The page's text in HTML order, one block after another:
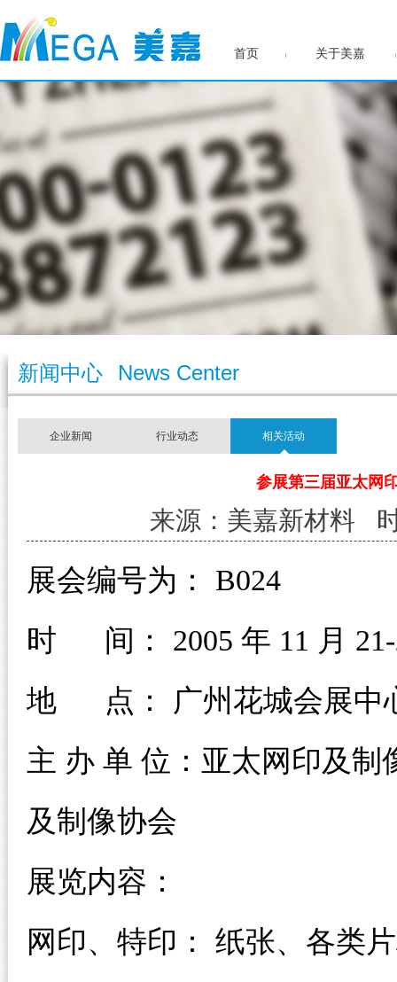
首页 关于美嘉
新闻中心 News Center
企业新闻 行业动态 相关活动
参展第三届亚太网
来源：美嘉新材料
展会编号为： B024
时 间： 2005 年 11 月
地 点： 广州花城会展中
主 办 单 位：亚太网印及
及制像协会
展览内容：
网印、特印： 纸张、各类